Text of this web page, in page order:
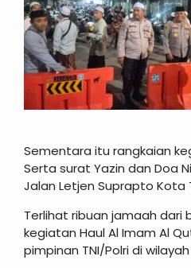
Sementara itu rangkaian
Serta surat Yazin dan Doa
Jalan Letjen Suprapto Kota
Terlihat ribuan jamaah dari
kegiatan Haul Al Imam Al
pimpinan TNI/Polri di